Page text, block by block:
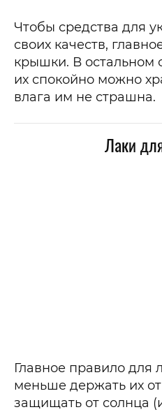
Чтобы средства для
своих качеств,
крышки. В остальном
их спокойно можно
влага им не страшна.
Лаки
Главное правило для
меньше держать их
защищать от солнца